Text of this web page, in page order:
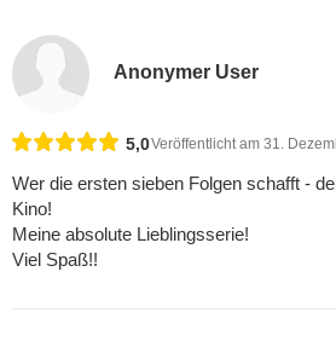
Anonymer User
5,0Veröffentlicht am 31.
Wer die ersten sieben Folgen schafft -
Kino!
Meine absolute Lieblingsserie!
Viel Spaß!!